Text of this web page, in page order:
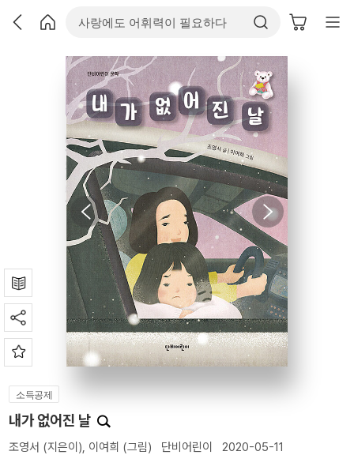
소득공제
내가 없어진 날
조영서 (지은이), 이여희 (그림) 단비어린이 2020-05-11